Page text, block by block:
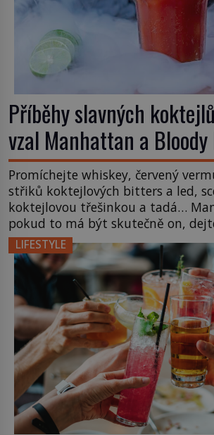
Příběhy slavných
vzal Manhattan a
Promíchejte whiskey, červený
střiků koktejlových bitters a led,
koktejlovou třešinkou a tadá…
pokud to má být skutečně on,
místo klasické americké rye
bourbonu nepoužijete skotskou
stane? Inu, koktejl bude stále
nebude Manhattan ale […]
LIFESTYLE